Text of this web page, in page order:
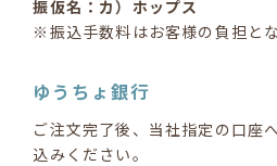
振仮名：カ）ホップス
※振込手数料はお客様の負担とな
ゆうちょ銀行
ご注文完了後、当社指定の口座
込みください。